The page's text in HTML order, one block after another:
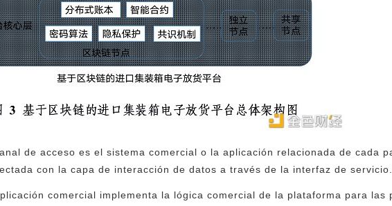
de acceso es el sistema comercial o la aplicación relacionada de cada
con la capa de interacción de datos a través de la interfaz de
comercial implementa la lógica comercial de la plataforma para las